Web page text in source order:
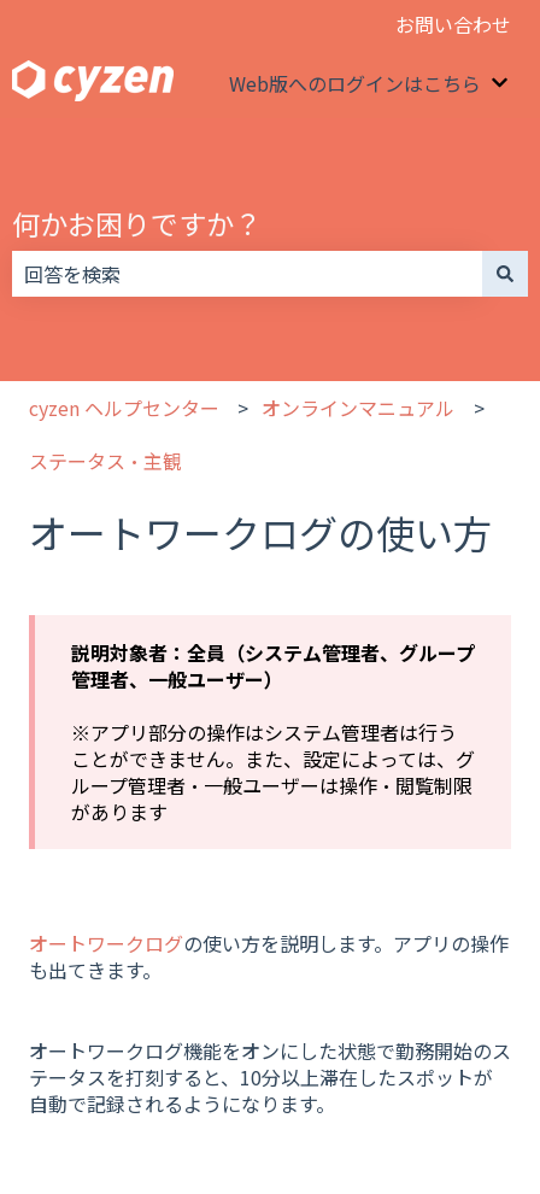
お問い合わせ
Web版へのログインはこちら
何かお困りですか？
cyzen ヘルプセンター
オンラインマニュアル
ステータス・主観
オートワークログの使い方
説明対象者：全員（システム管理者、グループ
管理者、一般ユーザー）
※アプリ部分の操作はシステム管理者は行う
ことができません。また、設定によっては、グ
ループ管理者・一般ユーザーは操作・閲覧制限
があります
オートワークログの使い方を説明します。アプリの操作
も出てきます。
オートワークログ機能をオンにした状態で勤務開始のス
テータスを打刻すると、10分以上滞在したスポットが
自動で記録されるようになります。